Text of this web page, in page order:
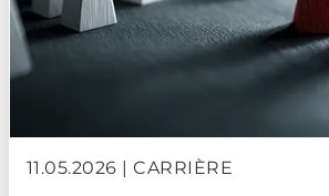
11.05.2026 | CARRIÈRE